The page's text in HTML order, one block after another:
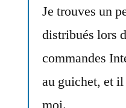
Je trouves un
distribués lors
commandes
au guichet, et il